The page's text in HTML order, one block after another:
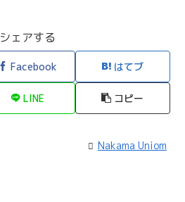
シェアする
Facebook はてブ
LINE コピー
Nakama Uniom